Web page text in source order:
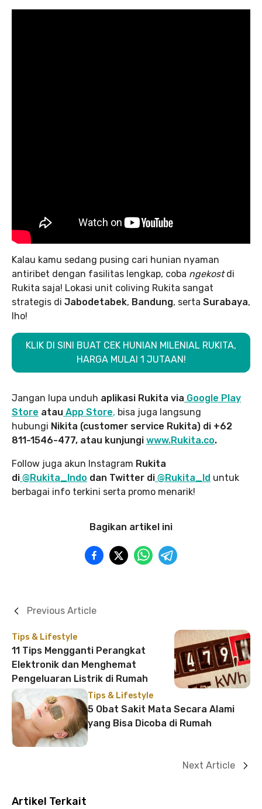
Kalau kamu sedang pusing cari hunian nyaman
antiribet dengan fasilitas lengkap, coba ngekostdi
Rukita saja! Lokasi unit coliving Rukita sangat
strategis di Jabodetabek, Bandung, serta Surabaya,
lho!
KLIK DI SINI BUAT CEK HUNIAN MILENIAL RUKITA,
HARGA MULAI 1 JUTAAN!
Jangan lupa unduh aplikasi Rukita via Google Play
Store atau App Store, bisa juga langsung
hubungi Nikita (customer service Rukita) di +62
811-1546-477, atau kunjungi www.Rukita.co.
Follow juga akun Instagram Rukita
di @Rukita_Indo dan Twitter di @Rukita_Id untuk
berbagai info terkini serta promo menarik!
Bagikan artikel ini
Tips & Lifestyle
11 Tips Mengganti Perangkat
Elektronik dan Menghemat
Pengeluaran Listrik di Rumah
Previous Article
Tips & Lifestyle
5 Obat Sakit Mata Secara Alami
yang Bisa Dicoba di Rumah
Next Article
Artikel Terkait